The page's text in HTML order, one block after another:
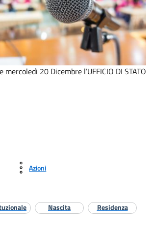
20 Dicembre l’UFFICIO DI STATO
Azioni
Nascita Residenza